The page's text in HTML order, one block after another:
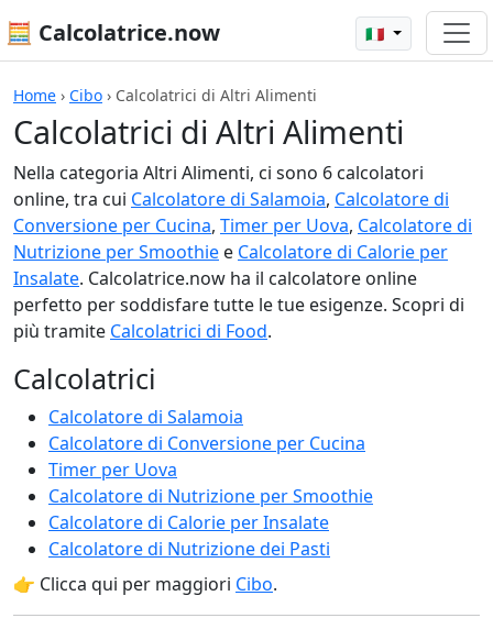
🧮 Calcolatrice.now 🇮🇹
Home › Cibo › Calcolatrici di Altri Alimenti
Calcolatrici di Altri Alimenti
Nella categoria Altri Alimenti, ci sono 6 calcolatori
online, tra cui Calcolatore di Salamoia, Calcolatore di
Conversione per Cucina, Timer per Uova, Calcolatore di
Nutrizione per Smoothie e Calcolatore di Calorie per
Insalate. Calcolatrice.now ha il calcolatore online
perfetto per soddisfare tutte le tue esigenze. Scopri di
più tramite Calcolatrici di Food.
Calcolatrici
Calcolatore di Salamoia
Calcolatore di Conversione per Cucina
Timer per Uova
Calcolatore di Nutrizione per Smoothie
Calcolatore di Calorie per Insalate
Calcolatore di Nutrizione dei Pasti
👉 Clicca qui per maggiori Cibo.